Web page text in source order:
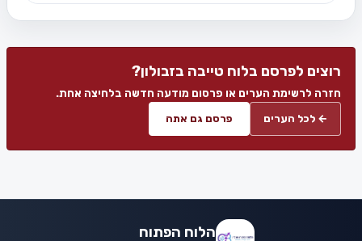
רוצים לפרסם בלוח טייבה בזבולון?
חזרה לרשימת הערים או פרסום מודעה חדשה בלחיצה אחת.
← לכל הערים פרסם גם אתה
הלוח הפתוח